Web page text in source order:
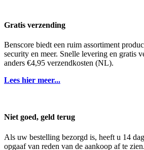
Gratis verzending
Benscore biedt een ruim assortiment
security en meer. Snelle levering en gratis
anders €4,95 verzendkosten (NL).
Lees hier meer...
Niet goed, geld terug
Als uw bestelling bezorgd is, heeft u 14
opgaaf van reden van de aankoop af te